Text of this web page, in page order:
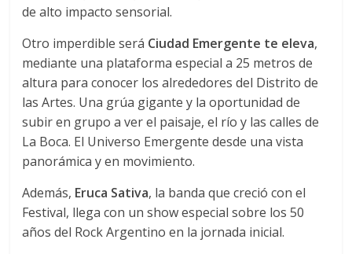
de alto impacto sensorial.
Otro imperdible será Ciudad Emergente te eleva,
mediante una plataforma especial a 25 metros de
altura para conocer los alrededores del Distrito de
las Artes. Una grúa gigante y la oportunidad de
subir en grupo a ver el paisaje, el río y las calles de
La Boca. El Universo Emergente desde una vista
panorámica y en movimiento.
Además, Eruca Sativa, la banda que creció con el
Festival, llega con un show especial sobre los 50
años del Rock Argentino en la jornada inicial.